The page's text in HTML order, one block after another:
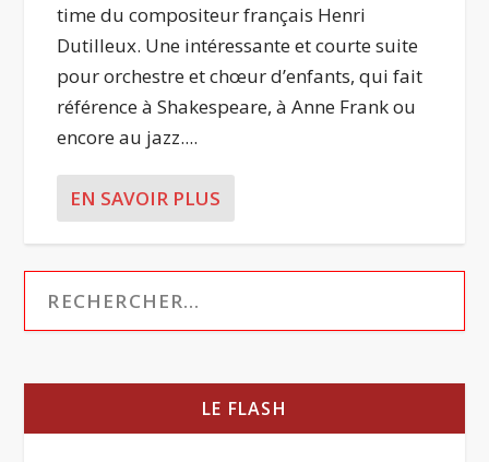
time du compositeur français Henri
Dutilleux. Une intéressante et courte suite
pour orchestre et chœur d’enfants, qui fait
référence à Shakespeare, à Anne Frank ou
encore au jazz....
EN SAVOIR PLUS
LE FLASH